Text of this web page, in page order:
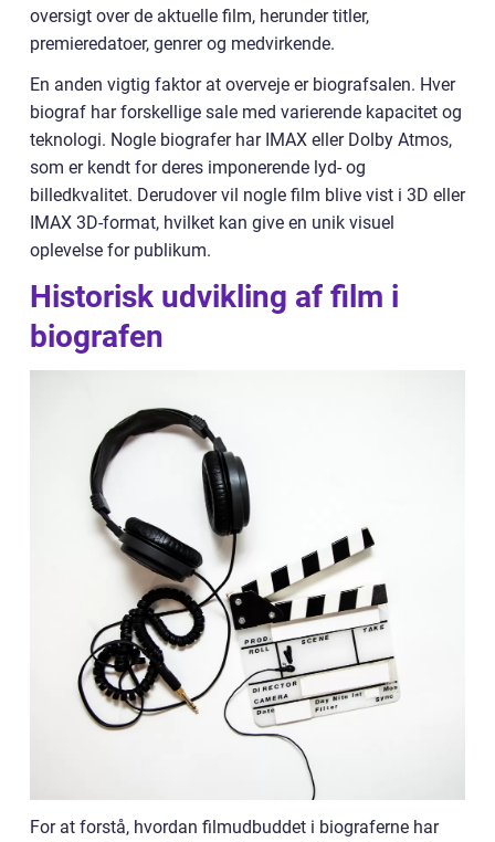
oversigt over de aktuelle film, herunder titler,
premieredatoer, genrer og medvirkende.
En anden vigtig faktor at overveje er biografsalen. Hver
biograf har forskellige sale med varierende kapacitet og
teknologi. Nogle biografer har IMAX eller Dolby Atmos,
som er kendt for deres imponerende lyd- og
billedkvalitet. Derudover vil nogle film blive vist i 3D eller
IMAX 3D-format, hvilket kan give en unik visuel
oplevelse for publikum.
Historisk udvikling af film i
biografen
For at forstå, hvordan filmudbuddet i biograferne har